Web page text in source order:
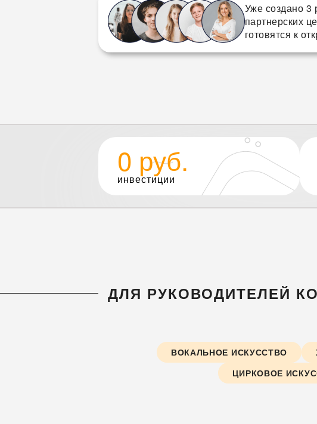
Уже создано 3
партнерских
готовятся к
0 руб.
инвестиции
ДЛЯ РУКОВОДИТЕЛЕЙ
ВОКАЛЬНОЕ ИСКУССТВО
ЦИРКОВОЕ